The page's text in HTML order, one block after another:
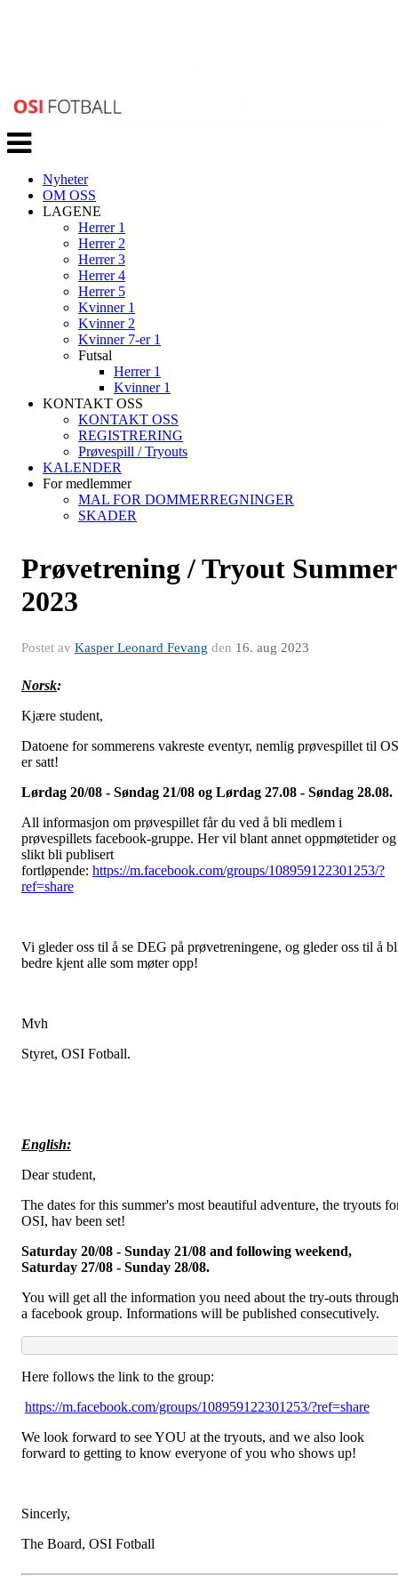
Veksle
navigasjon
Nyheter
OM OSS
LAGENE
Herrer 1
Herrer 2
Herrer 3
Herrer 4
Herrer 5
Kvinner 1
Kvinner 2
Kvinner 7-er 1
Futsal
Herrer 1
Kvinner 1
KONTAKT OSS
KONTAKT OSS
REGISTRERING
Prøvespill / Tryouts
KALENDER
For medlemmer
MAL FOR DOMMERREGNINGER
SKADER
Prøvetrening / Tryout Summer
2023
Postet av Kasper Leonard Fevang den 16. aug 2023
Norsk:
Kjære student,
Datoene for sommerens vakreste eventyr, nemlig prøvespillet til
er satt!
Lørdag 20/08 - Søndag 21/08 og Lørdag 27.08 - Søndag 28.08.
All informasjon om prøvespillet får du ved å bli medlem i
prøvespillets facebook-gruppe. Her vil blant annet oppmøtetider og
slikt bli publisert
fortløpende: https://m.facebook.com/groups/108959122301253/?
ref=share
Vi gleder oss til å se DEG på prøvetreningene, og gleder oss til å
bedre kjent alle som møter opp!
Mvh
Styret, OSI Fotball.
English:
Dear student,
The dates for this summer's most beautiful adventure, the tryouts
OSI, hav been set!
Saturday 20/08 - Sunday 21/08 and following weekend,
Saturday 27/08 - Sunday 28/08.
You will get all the information you need about the try-outs through
a facebook group. Informations will be published consecutively.
Here follows the link to the group:
https://m.facebook.com/groups/108959122301253/?ref=share
We look forward to see YOU at the tryouts, and we also look
forward to getting to know everyone of you who shows up!
Sincerly,
The Board, OSI Fotball